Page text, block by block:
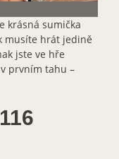
krásná sumička
musíte hrát jedině
jste ve hře
prvním tahu –